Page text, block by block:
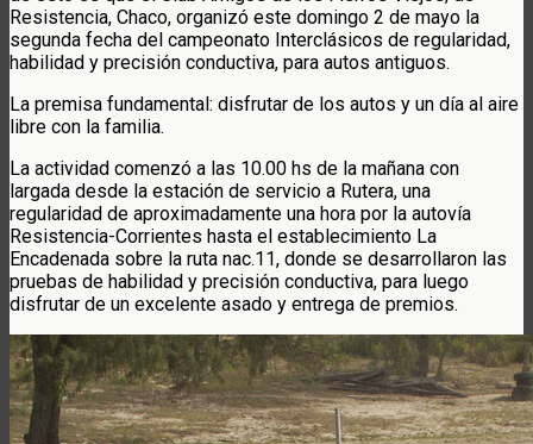
Resistencia, Chaco, organizó este domingo 2 de mayo la
segunda fecha del campeonato Interclásicos de regularidad,
habilidad y precisión conductiva, para autos antiguos.
La premisa fundamental: disfrutar de los autos y un día al aire
libre con la familia.
La actividad comenzó a las 10.00 hs de la mañana con
largada desde la estación de servicio a Rutera, una
regularidad de aproximadamente una hora por la autovía
Resistencia-Corrientes hasta el establecimiento La
Encadenada sobre la ruta nac.11, donde se desarrollaron las
pruebas de habilidad y precisión conductiva, para luego
disfrutar de un excelente asado y entrega de premios.